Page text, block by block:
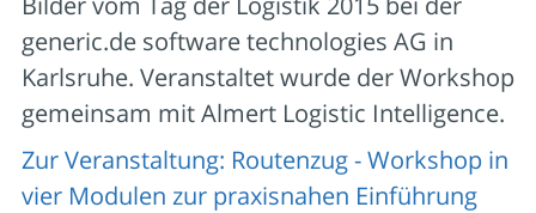
generic.de software technologies AG in
Karlsruhe. Veranstaltet wurde der Workshop
gemeinsam mit Almert Logistic Intelligence.
Zur Veranstaltung: Routenzug - Workshop in
vier Modulen zur praxisnahen Einführung